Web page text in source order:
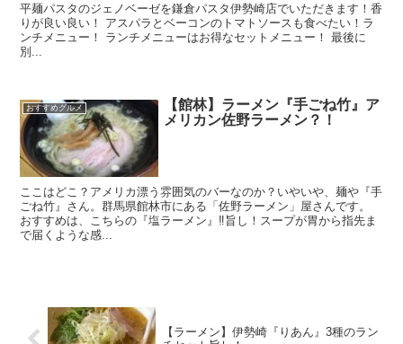
平麺パスタのジェノベーゼを鎌倉パスタ伊勢崎店でいただきます！香
りが良い良い！ アスパラとベーコンのトマトソースも食べたい！ラ
ンチメニュー！ ランチメニューはお得なセットメニュー！ 最後に
別...
おすすめグルメ
【館林】ラーメン『手ごね竹』ア
メリカン佐野ラーメン？！
ここはどこ？アメリカ漂う雰囲気のバーなのか？いやいや、麺や『手
ごね竹』さん。群馬県館林市にある「佐野ラーメン」屋さんです。
おすすめは、こちらの『塩ラーメン』‼︎旨し！スープが胃から指先ま
で届くような感...
【ラーメン】伊勢崎『りあん』3種のラン